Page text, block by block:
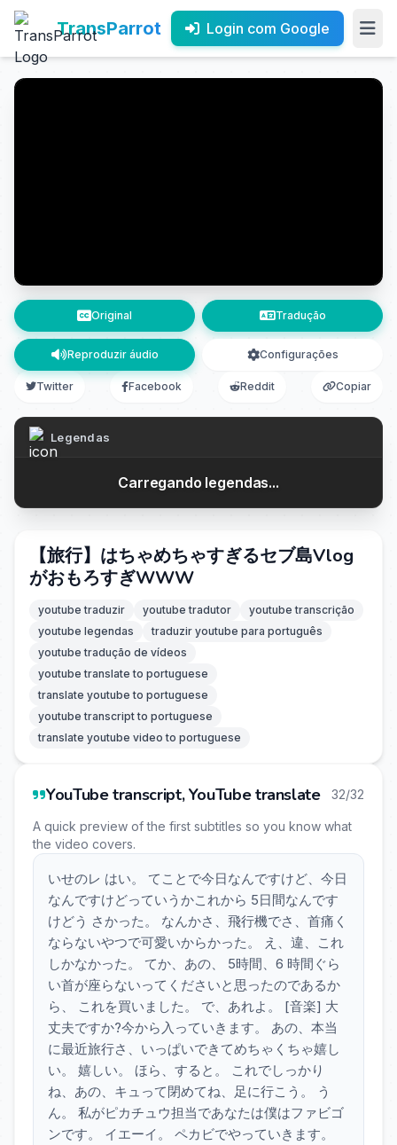
TransParrot Login com Google
Original Tradução
Reproduzir áudio Configurações
Twitter Facebook Reddit Copiar
Legendas
Carregando legendas...
【旅行】はちゃめちゃすぎるセブ島Vlog
がおもろすぎWWW
youtube traduzir youtube tradutor
youtube transcrição
youtube legendas
traduzir youtube para português
youtube tradução de vídeos
youtube translate to portuguese
translate youtube to portuguese
youtube transcript to portuguese
translate youtube video to portuguese
YouTube transcript, YouTube translate 32/32
A quick preview of the first subtitles so you know what
the video covers.
いせのレ はい。 てことで今日なんですけど、今日
なんですけどっていうかこれから 5日間なんです
けどう さかった。 なんかさ、飛行機でさ、首痛く
ならないやつで可愛いからかった。 え、違、これ
しかなかった。 てか、あの、 5時間、6 時間ぐら
い首が座らないってくださいと思ったのであるか
ら、 これを買いました。 で、あれよ。 [音楽] 大
丈夫ですか?今から入っていきます。 あの、本当
に最近旅行さ、いっぱいできてめちゃくちゃ嬉し
い。 嬉しい。 ほら、すると。 これでしっかり
ね、あの、キュって閉めてね、足に行こう。 う
ん。 私がピカチュウ担当であなたは僕はファビゴ
ンです。 イエーイ。 ペカビでやっていきます。